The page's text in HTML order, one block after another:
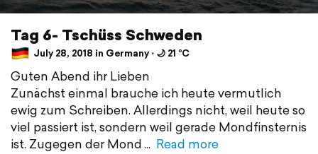
Tag 6- Tschüss Schweden
July 28, 2018 in Germany ⋅ 🌙 21 °C
Guten Abend ihr Lieben
Zunächst einmal brauche ich heute vermutlich
ewig zum Schreiben. Allerdings nicht, weil heute so
viel passiert ist, sondern weil gerade Mondfinsternis
ist. Zugegen der Mond
Read more